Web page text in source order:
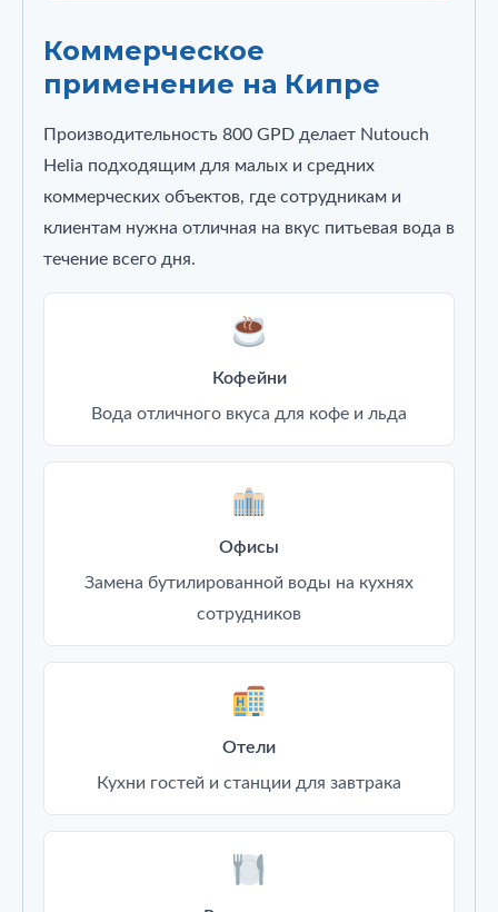
Коммерческое
применение на Кипре
Производительность 800 GPD делает Nutouch
Helia подходящим для малых и средних
коммерческих объектов, где сотрудникам и
клиентам нужна отличная на вкус питьевая вода в
течение всего дня.
Кофейни
Вода отличного вкуса для кофе и льда
Офисы
Замена бутилированной воды на кухнях
сотрудников
Отели
Кухни гостей и станции для завтрака